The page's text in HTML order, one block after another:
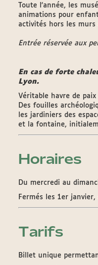
Toute l'année, les
animations pour
activités hors les murs
Entrée réservée aux
En cas de forte
Lyon.
Véritable havre de
Des fouilles
les jardiniers des
et la fontaine,
Horaires
Du mercredi au
Fermés les 1er
Tarifs
Billet unique